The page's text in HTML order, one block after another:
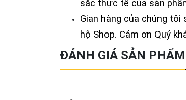
sắc thực tế của sản
Gian hàng của chúng
hộ Shop. Cám ơn Quý
ĐÁNH GIÁ SẢN PHẨM